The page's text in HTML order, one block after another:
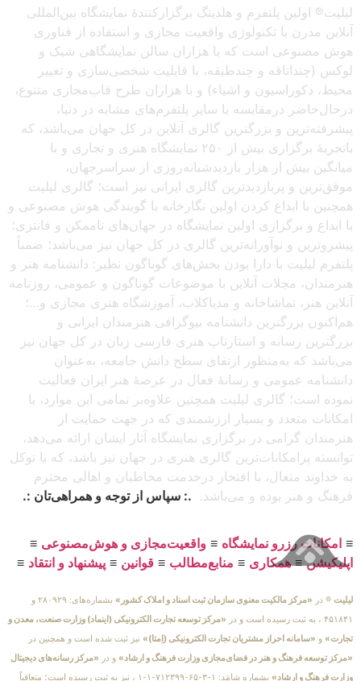
لیلیت® اولین پلتفرم و هلدینگ برگزارکنندهٔ نمایشگاه بین‌المللی
آنلاین مدرن با تکنولوژی واقعیت مجازی و استفاده از فناوری
هوش مصنوعی است که با هزاران سالن نمایشگاهی شیک و
لوکس (چنداتاقه و چندطبقه، با قابلیت شخصی‌سازی و تغییر
محیط، دکوراسیون و اشیاء) و با هزاران طرح قاب‌مجازی متنوع،
درحال‌حاضر درمقایسه با سایر پلتفرم‌های مشابه در دنیا،
پیشرفته‌ترین و بزرگترین گالری آنلاین در کل جهان می‌باشد، که
باتجربهٔ برگزاری بیش از ۲۵۰ نمایشگاه هنری و تجاری و با
میانگین بیش از هزار بازدیدشبانه‌روزی از سراسرجهان،
موفق‌ترین و پربازدیدترین گالری ایرانی نیز است؛ گالری لیلیت
همچنین با ابداع کردن اولین نگارخانه با گویندگی هوش مصنوعی و
با ابداع و برگزاری اولین نمایشگاه در جهان‌های ناممکن و فانتزی؛
پیشروترین و نوآورانه‌ترین گالری در کل جهان نیز می‌باشد؛ ضمناً
پلتفرم لیلیت با دارا بودن بخش‌های گوناگون نظیر: دانشنامه هنر و
هنرمندان، مجلات آنلاین با موضوعات گوناگون و عمومی، روزنامه
آنلاین هنر، تماشاخانه و مدیاکلاب، آموزشگاه هنری مجازی و…؛
هم‌اکنون بزرگترین دانشنامه بیوگرافی هنرمندان ایرانی و
بزرگترین رسانه و استارتاپ هنری فارسی زبان در کل جهان نیز
می‌باشد که به‌منظور ارتقای سطح دانش جامعه، به‌عنوان
دانشنامه عمومی و رسانهٔ فعال در عرصهٔ هنر ایران فعالیت
نموده است؛ گالری لیلیت همچنین علاوه‌بر تمامی این موارد، با
امکانات متعدد و بسیار ارزشمندی که در جهت حمایت از
هنرمندان گرامی در برگزاری نمایشگاه آثار ایشان ارائه می‌دهد،
توانسته پرامکانات‌ترین گالری هنری در جهان نیز باشد، که با توکل
به خداوند متعال، با افتخار درخدمت مخاطبان و اهالی محترم
فرهنگ و هنر بوده و می‌باشد. .: سپاس از توجه و همراهی‌تان :.
≡ امکانات رزرو نمایشگاه ≡ واقعیت‌مجازی و هوش‌مصنوعی ≡
اپلیکیشن≡همکاری ≡ منابع‌مطالب ≡ قوانین ≡ پیشنهاد و انتقاد ≡
لیلیت ® در «مرکز مالکیت معنوی سازمان ثبت اسناد و املاک کشور»
بشماره‌های: ۲۸۰۹۲۹ و
۴۵۱۸۴۱ ، به ثبت رسیده است و در
«مرکز توسعه تجارت الکترونیکی (اینماد) وزارت صنعت، معدن و
تجارت» و «سامانه احراز مشتریان تجارت الکترونیکی (اِمتا)» نیز ثبت شده است و همچنین در
«مرکز توسعه فرهنگ و هنر در فضای‌مجازی وزارت فرهنگ و ارشاد» و در «مرکز رسانه‌های دیجیتال
وزارت فرهنگ و ارشاد»
بشماره شامَد: ۱-۳-۶۵-۷۱۲۳۹۹-۱-۱ ، نیز به ثبت رسیده است؛ متعاقباً